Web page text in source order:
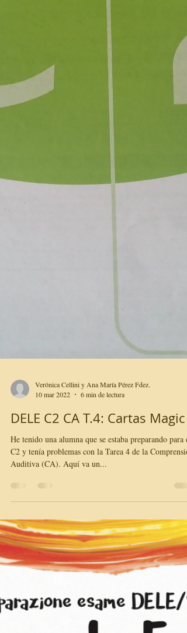
10 mar 2022
6 min de lectura
DELE C2 CA T.4: Cartas Magic
He tenido una alumna que se estaba preparando para el
C2 y tenía problemas con la Tarea 4 de la